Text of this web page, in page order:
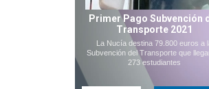
Primer Pago Subvención
Transporte 2021
La Nucía destina 79.800 euros a
Subvención del Transporte que
273 estudiantes